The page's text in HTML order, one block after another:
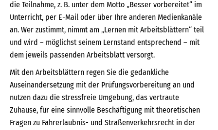
die Teilnahme, z. B. unter dem Motto „Besser vorbereitet“ im
Unterricht, per E-Mail oder über Ihre anderen Medienkanäle
an. Wer zustimmt, nimmt am „Lernen mit Arbeitsblättern“ teil
und wird – möglichst seinem Lernstand entsprechend – mit
dem jeweils passenden Arbeitsblatt versorgt.
Mit den Arbeitsblättern regen Sie die gedankliche
Auseinandersetzung mit der Prüfungsvorbereitung an und
nutzen dazu die stressfreie Umgebung, das vertraute
Zuhause, für eine sinnvolle Beschäftigung mit theoretischen
Fragen zu Fahrerlaubnis- und Straßenverkehrsrecht in der